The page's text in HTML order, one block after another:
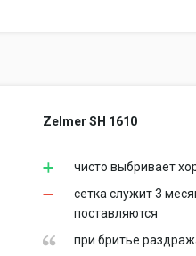
Zelmer SH 1610
чисто выбривает
сетка служит 3
поставляются
при бритье